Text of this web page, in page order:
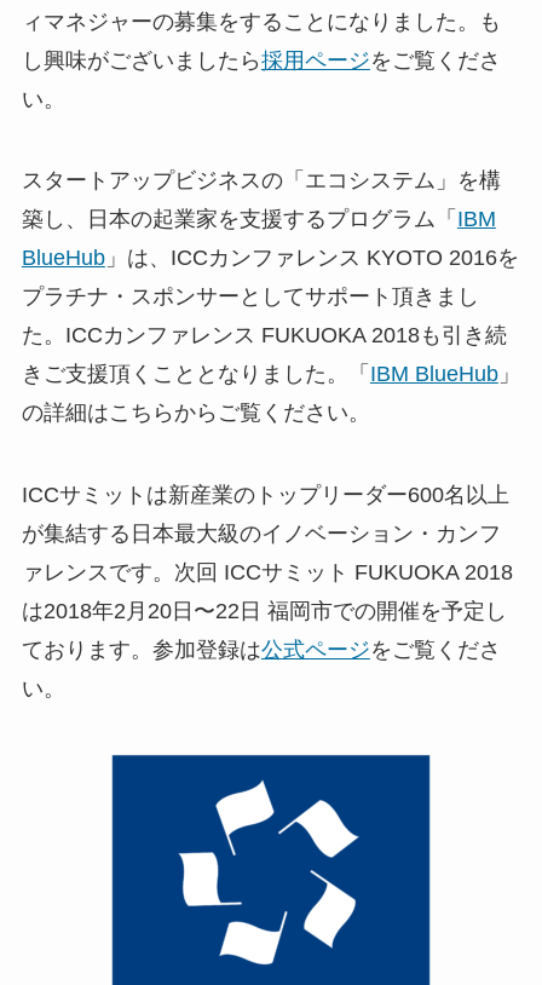
ィマネジャーの募集をすることになりました。も
し興味がございましたら採用ページをご覧くださ
い。
スタートアップビジネスの「エコシステム」を構
築し、日本の起業家を支援するプログラム「 IBM
BlueHub」は、ICCカンファレンス KYOTO 2016を
プラチナ・スポンサーとしてサポート頂きまし
た。ICCカンファレンス FUKUOKA 2018も引き続
きご支援頂くこととなりました。「 IBM BlueHub」
の詳細はこちらからご覧ください。
ICCサミットは新産業のトップリーダー600名以上
が集結する日本最大級のイノベーション・カンフ
ァレンスです。次回 ICCサミット FUKUOKA 2018
は2018年2月20日〜22日 福岡市での開催を予定し
ております。参加登録は公式ページをご覧くださ
い。